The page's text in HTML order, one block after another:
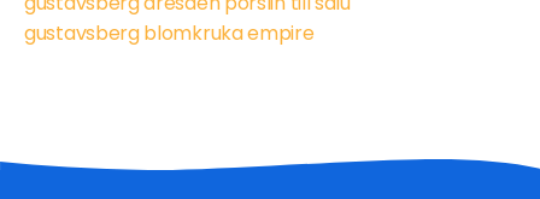
gustavsberg blomkruka empire